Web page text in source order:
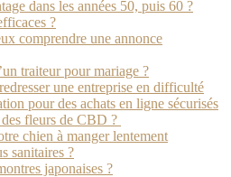
dans les années 50, puis 60 ?
?
comprendre une annonce
traiteur pour mariage ?
une entreprise en difficulté
pour des achats en ligne sécurisés
fleurs de CBD ?
chien à manger lentement
sanitaires ?
japonaises ?